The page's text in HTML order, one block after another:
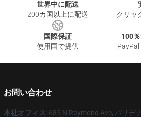
世界中に配送
200カ国以上に配送
クリッ
国際保証
使用国で提供
100
お問い合わせ
本社オフィス: 685 N Raymond Ave, パサデ